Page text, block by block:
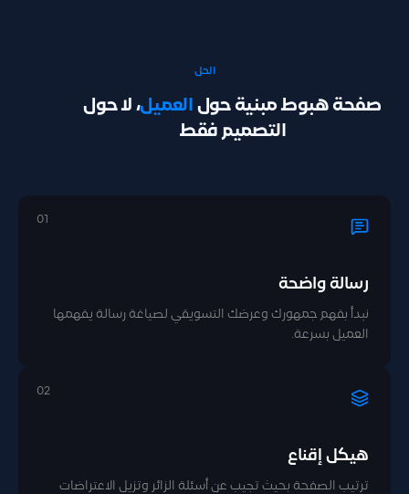
الحل
صفحة هبوط مبنية حول العميل، لا حول
التصميم فقط
01
رسالة واضحة
نبدأ بفهم جمهورك وعرضك التسويقي لصياغة رسالة يفهمها
العميل بسرعة.
02
هيكل إقناع
ترتيب الصفحة بحيث تجيب عن أسئلة الزائر وتزيل الاعتراضات